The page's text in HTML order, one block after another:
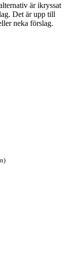
är ikryssat
Det är upp till
neka förslag.